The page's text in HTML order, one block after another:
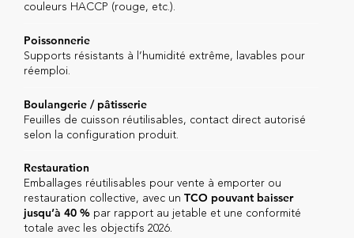
couleurs HACCP (rouge, etc.).
Poissonnerie
Supports résistants à l’humidité extrême, lavables pour
réemploi.
Boulangerie / pâtisserie
Feuilles de cuisson réutilisables, contact direct autorisé
selon la configuration produit.
Restauration
Emballages réutilisables pour vente à emporter ou
restauration collective, avec un TCO pouvant baisser
jusqu’à 40 % par rapport au jetable et une conformité
totale avec les objectifs 2026.